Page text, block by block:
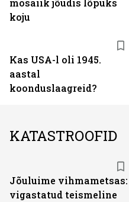
mosaiik jõudis lõpuks
koju
Kas USA-l oli 1945.
aastal
koonduslaagreid?
KATASTROOFID
Jõuluime vihmametsas:
vigastatud teismeline